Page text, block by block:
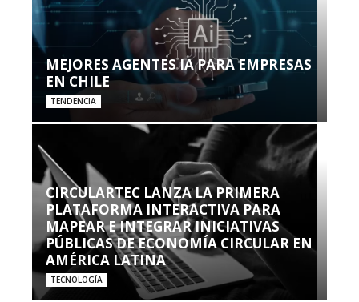
MEJORES AGENTES IA PARA EMPRESAS
EN CHILE
TENDENCIA
CIRCULARTEC LANZA LA PRIMERA
PLATAFORMA INTERACTIVA PARA
MAPEAR E INTEGRAR INICIATIVAS
PÚBLICAS DE ECONOMÍA CIRCULAR EN
AMÉRICA LATINA
TECNOLOGÍA